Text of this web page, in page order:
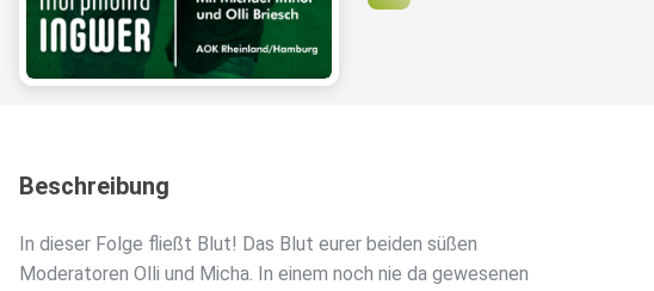
Beschreibung
In dieser Folge fließt Blut! Das Blut eurer beiden süßen
Moderatoren Olli und Micha. In einem noch nie da gewesenen